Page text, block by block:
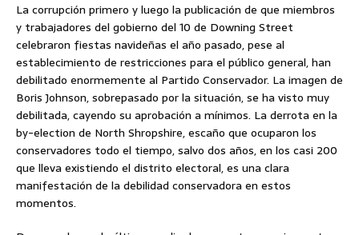
La corrupción primero y luego la publicación de que miembros
y trabajadores del gobierno del 10 de Downing Street
celebraron fiestas navideñas el año pasado, pese al
establecimiento de restricciones para el público general, han
debilitado enormemente al Partido Conservador. La imagen de
Boris Johnson, sobrepasado por la situación, se ha visto muy
debilitada, cayendo su aprobación a mínimos. La derrota en la
by-election de North Shropshire, escaño que ocuparon los
conservadores todo el tiempo, salvo dos años, en los casi 200
que lleva existiendo el distrito electoral, es una clara
manifestación de la debilidad conservadora en estos
momentos.